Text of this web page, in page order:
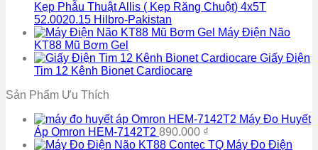
Kẹp Phẫu Thuật Allis ( Kẹp Răng Chuột) 4x5T
52.0020.15 Hilbro-Pakistan
Máy Điện Não
KT88 Mũ Bơm Gel
Giấy Điện
Tim 12 Kênh Bionet Cardiocare
Sản Phẩm Ưu Thích
Máy Đo Huyết
Áp Omron HEM-7142T2 890.000 ₫
Máy Đo Điện